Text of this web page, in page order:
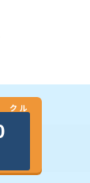
クル
：エ